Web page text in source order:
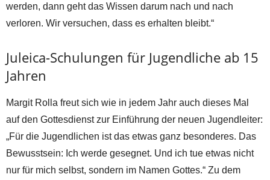
werden, dann geht das Wissen darum nach und nach
verloren. Wir versuchen, dass es erhalten bleibt.“
Juleica-Schulungen für Jugendliche ab 15
Jahren
Margit Rolla freut sich wie in jedem Jahr auch dieses Mal
auf den Gottesdienst zur Einführung der neuen Jugendleiter:
„Für die Jugendlichen ist das etwas ganz besonderes. Das
Bewusstsein: Ich werde gesegnet. Und ich tue etwas nicht
nur für mich selbst, sondern im Namen Gottes.“ Zu dem